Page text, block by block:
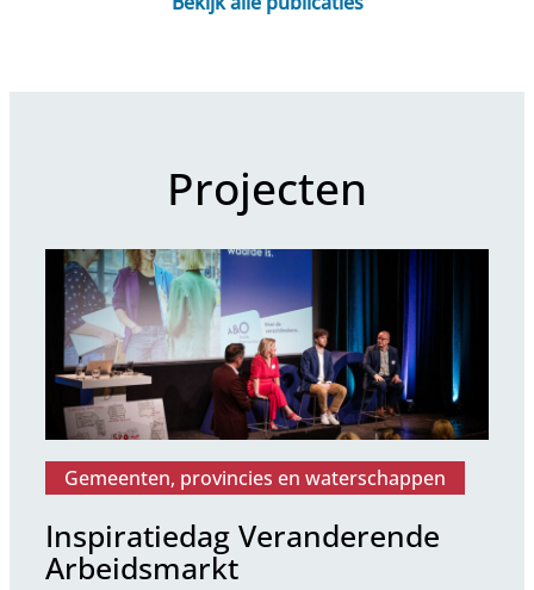
Projecten
Gemeenten, provincies en waterschappen
Inspiratiedag Veranderende
Arbeidsmarkt